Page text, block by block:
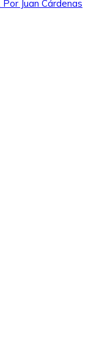
Juan Cárdenas